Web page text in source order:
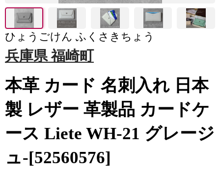
ひょうごけん ふくさきちょう
兵庫県 福崎町
本革 カード 名刺入れ 日本
製 レザー 革製品 カードケ
ース Liete WH-21 グレージ
ュ-[52560576]